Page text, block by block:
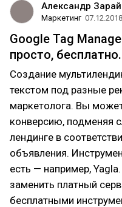
Александр
Маркетинг 07.12.2018
Google Tag
просто,
Создание
текстом под разные
маркетолога. Вы
конверсию, подменяя
лендинге в
объявления.
есть — например,
заменить платный
бесплатными